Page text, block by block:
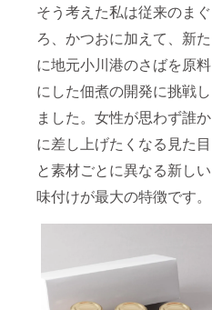
そう考えた私は従来のまぐ
ろ、かつおに加えて、新た
に地元小川港のさばを原料
にした佃煮の開発に挑戦し
ました。女性が思わず誰か
に差し上げたくなる見た目
と素材ごとに異なる新しい
味付けが最大の特徴です。